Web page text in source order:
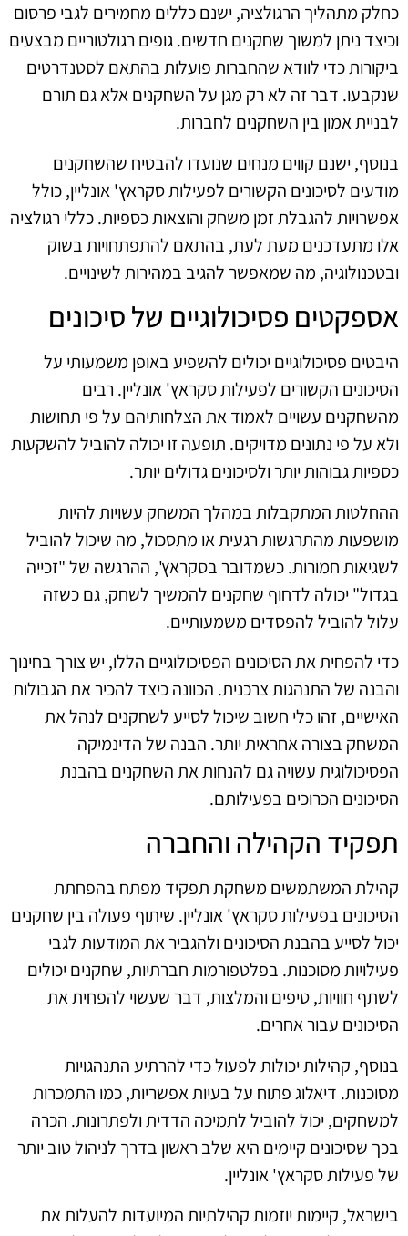
כחלק מתהליך הרגולציה, ישנם כללים מחמירים לגבי פרסום
וכיצד ניתן למשוך שחקנים חדשים. גופים רגולטוריים מבצעים
ביקורות כדי לוודא שהחברות פועלות בהתאם לסטנדרטים
שנקבעו. דבר זה לא רק מגן על השחקנים אלא גם תורם
לבניית אמון בין השחקנים לחברות.
בנוסף, ישנם קווים מנחים שנועדו להבטיח שהשחקנים
מודעים לסיכונים הקשורים לפעילות סקראץ' אונליין, כולל
אפשרויות להגבלת זמן משחק והוצאות כספיות. כללי רגולציה
אלו מתעדכנים מעת לעת, בהתאם להתפתחויות בשוק
ובטכנולוגיה, מה שמאפשר להגיב במהירות לשינויים.
אספקטים פסיכולוגיים של סיכונים
היבטים פסיכולוגיים יכולים להשפיע באופן משמעותי על
הסיכונים הקשורים לפעילות סקראץ' אונליין. רבים
מהשחקנים עשויים לאמוד את הצלחותיהם על פי תחושות
ולא על פי נתונים מדויקים. תופעה זו יכולה להוביל להשקעות
כספיות גבוהות יותר ולסיכונים גדולים יותר.
ההחלטות המתקבלות במהלך המשחק עשויות להיות
מושפעות מהתרגשות רגעית או מתסכול, מה שיכול להוביל
לשגיאות חמורות. כשמדובר בסקראץ', ההרגשה של "זכייה
בגדול" יכולה לדחוף שחקנים להמשיך לשחק, גם כשזה
עלול להוביל להפסדים משמעותיים.
כדי להפחית את הסיכונים הפסיכולוגיים הללו, יש צורך בחינוך
והבנה של התנהגות צרכנית. הכוונה כיצד להכיר את הגבולות
האישיים, זהו כלי חשוב שיכול לסייע לשחקנים לנהל את
המשחק בצורה אחראית יותר. הבנה של הדינמיקה
הפסיכולוגית עשויה גם להנחות את השחקנים בהבנת
הסיכונים הכרוכים בפעילותם.
תפקיד הקהילה והחברה
קהילת המשתמשים משחקת תפקיד מפתח בהפחתת
הסיכונים בפעילות סקראץ' אונליין. שיתוף פעולה בין שחקנים
יכול לסייע בהבנת הסיכונים ולהגביר את המודעות לגבי
פעילויות מסוכנות. בפלטפורמות חברתיות, שחקנים יכולים
לשתף חוויות, טיפים והמלצות, דבר שעשוי להפחית את
הסיכונים עבור אחרים.
בנוסף, קהילות יכולות לפעול כדי להרתיע התנהגויות
מסוכנות. דיאלוג פתוח על בעיות אפשריות, כמו התמכרות
למשחקים, יכול להוביל לתמיכה הדדית ולפתרונות. הכרה
בכך שסיכונים קיימים היא שלב ראשון בדרך לניהול טוב יותר
של פעילות סקראץ' אונליין.
בישראל, קיימות יוזמות קהילתיות המיועדות להעלות את